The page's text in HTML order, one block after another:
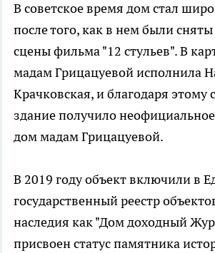
В советское время дом стал
после того, как в нем были
сцены фильма "12 стульев". В
мадам Грицацуевой исполнила
Крачковская, и благодаря этому
здание получило
дом мадам Грицацуевой.
В 2019 году объект включили в
государственный реестр
наследия как "Дом доходный
присвоен статус памятника